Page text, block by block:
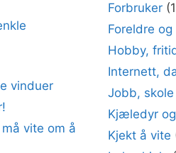
vinduer
vite om å
Forbruker
Foreldre og
Hobby,
Internett,
Jobb,
Kjæledyr
Kjekt å vite